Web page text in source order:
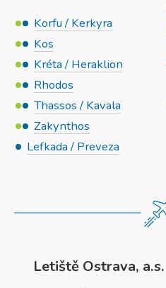
Korfu / Kerkyra
Kos
Kréta / Heraklion
Rhodos
Thassos / Kavala
Zakynthos
Lefkada / Preveza
Letiště Ostrava, a.s.